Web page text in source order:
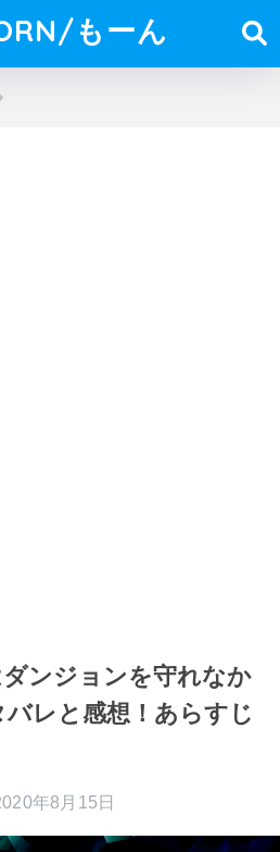
もーん
ンジョンを守れなか
レと感想！あらすじ
年8月15日